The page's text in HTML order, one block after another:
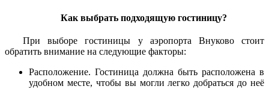
Как выбрать подходящую гостиницу?
При выборе гостиницы у аэропорта Внуково стоит
обратить внимание на следующие факторы:
Расположение. Гостиница должна быть расположена в
удобном месте, чтобы вы могли легко добраться до неё